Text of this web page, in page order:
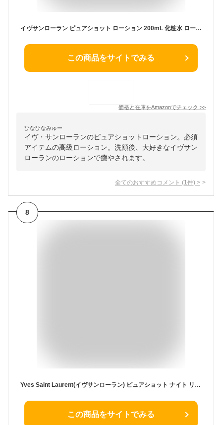
イヴサンローラン ピュアショット ローション 200mL 化粧水 ローション [並行輸入品]
この商品をサイトでみる
価格と在庫をAmazonでチェック >>
ひなひなみゅー
イヴ・サンローランのピュアショットローション。必須
アイテムの高級ローション。洗顔後、大好きなイヴサン
ローランのローションで癒やされます。
全てのおすすめコメント (1 件) >
8
Yves Saint Laurent(イヴサンローラン) ピュアショット ナイト リチャージセラム 50mL
この商品をサイトでみる